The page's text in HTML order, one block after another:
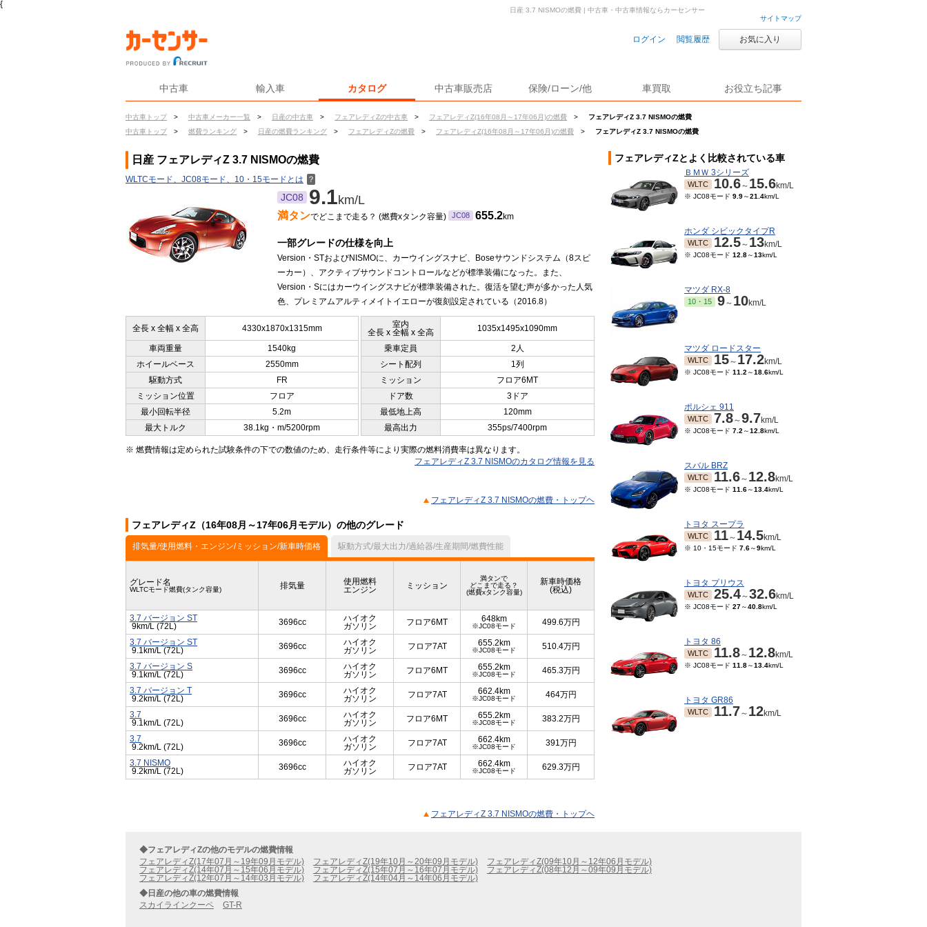
{
サイトマップ
ログイン 閲覧履歴 お気に入り
中古車 輸入車 カタログ 中古車販売店 保険/ローン/他 車買取 お役立ち記事
中古車トップ > 中古車メーカー一覧 > 日産の中古車 > フェアレディZの中古車 > フェアレディZ(16年08月～17年06月)の燃費 >
フェアレディZ 3.7 NISMOの燃費
中古車トップ
> 燃費ランキング > 日産の燃費ランキング > フェアレディZの燃費 > フェアレディZ(16年08月～17年06月)の燃費 > フェアレディZ 3.7 NISMOの燃費
日産 3.7 NISMOの燃費 | 中古車・中古車情報ならカーセンサー
日産 フェアレディZ 3.7 NISMOの燃費
WLTCモード、JC08モード、10・15モードとは ？
JC08 9.1km/L
満タンでどこまで走る？ (燃費xタンク容量) JC08 655.2km
一部グレードの仕様を向上
Version・STおよびNISMOに、カーウイングスナビ、Boseサウンドシステム（8スピ
ーカー）、アクティブサウンドコントロールなどが標準装備になった。また、
Version・Sにはカーウイングスナビが標準装備された。復活を望む声が多かった人気
色、プレミアムアルティメイトイエローが復刻設定されている（2016.8）
全長 x 全幅 x 全高 4330x1870x1315mm
室内
全長 x 全幅 x 全高
1035x1495x1090mm
車両重量 1540kg 乗車定員
2人
ホイールベース
2550mm シート配列
1列
駆動方式
FR ミッション
フロア6MT
ミッション位置
フロア ドア数
3ドア
最小回転半径
5.2m 最低地上高
120mm
最大トルク
38.1kg・m/5200rpm 最高出力 355ps/7400rpm
※ 燃費情報は定められた試験条件の下での数値のため、走行条件等により実際の燃料消費率は異なります。
フェアレディZ 3.7 NISMOのカタログ情報を見る
フェアレディZ 3.7 NISMOの燃費・トップヘ
フェアレディZ（16年08月～17年06月モデル）の他のグレード
排気量/使用燃料・エンジン/ミッション/新車時価格 駆動方式/最大出力/過給器/生産期間/燃費性能
グレード名
WLTCモード燃費(タンク容量) 排気量
使用燃料
エンジン
ミッション
満タンで
どこまで走る？
(燃費xタンク容量)
新車時価格
(税込)
3.7 バージョン ST
9km/L (72L)
3696cc
ハイオク
ガソリン
フロア6MT 648km
※JC08モード 499.6万円
3.7 バージョン ST
9.1km/L (72L)
3696cc
ハイオク
ガソリン
フロア7AT 655.2km
※JC08モード 510.4万円
3.7 バージョン S
9.1km/L (72L)
3696cc
ハイオク
ガソリン
フロア6MT 655.2km
※JC08モード 465.3万円
3.7 バージョン T
9.2km/L (72L)
3696cc
ハイオク
ガソリン
フロア7AT 662.4km
※JC08モード 464万円
3.7
9.1km/L (72L)
3696cc
ハイオク
ガソリン
フロア6MT 655.2km
※JC08モード 383.2万円
3.7
9.2km/L (72L)
3696cc
ハイオク
ガソリン
フロア7AT 662.4km
※JC08モード 391万円
3.7 NISMO
9.2km/L (72L)
3696cc
ハイオク
ガソリン
フロア7AT 662.4km
※JC08モード 629.3万円
フェアレディZ 3.7 NISMOの燃費・トップヘ
フェアレディZとよく比較されている車
ＢＭＷ 3シリーズ
WLTC 10.6～ 15.6km/L
※ JC08モード 9.9～21.4km/L
ホンダ シビックタイプR
WLTC 12.5～ 13km/L
※ JC08モード 12.8～13km/L
マツダ RX-8
10・15 9～ 10km/L
マツダ ロードスター
WLTC 15～ 17.2km/L
※ JC08モード 11.2 ～18.6km/L
ポルシェ 911
WLTC 7.8～9.7km/L
※ JC08モード 7.2 ～12.8km/L
スバル BRZ
WLTC 11.6～ 12.8km/L
※ JC08モード 11.6～13.4km/L
トヨタ スープラ
WLTC 11～ 14.5km/L
※ 10・15モード 7.6～9km/L
トヨタ プリウス
WLTC 25.4～32.6km/L
※ JC08モード 27～40.8km/L
トヨタ 86
WLTC 11.8～ 12.8km/L
※ JC08モード 11.8～13.4km/L
トヨタ GR86
WLTC 11.7～ 12km/L
◆フェアレディZの他のモデルの燃費情報
フェアレディZ(17年07月～19年09月モデル)
フェアレディZ(19年10月～20年09月モデル)
フェアレディZ(09年10月～12年06月モデル)
フェアレディZ(14年07月～15年06月モデル)
フェアレディZ(15年07月～16年07月モデル)
フェアレディZ(08年12月～09年09月モデル)
フェアレディZ(12年07月～14年03月モデル)
フェアレディZ(14年04月～14年06月モデル)
◆日産の他の車の燃費情報
スカイラインクーペ
GT-R